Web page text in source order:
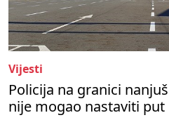
Vijesti
Policija na granici
nije mogao nastaviti put